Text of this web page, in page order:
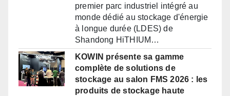
premier parc industriel intégré au
monde dédié au stockage d'énergie
à longue durée (LDES) de
Shandong HiTHIUM…
KOWIN présente sa gamme
complète de solutions de
stockage au salon FMS 2026 : les
produits de stockage haute